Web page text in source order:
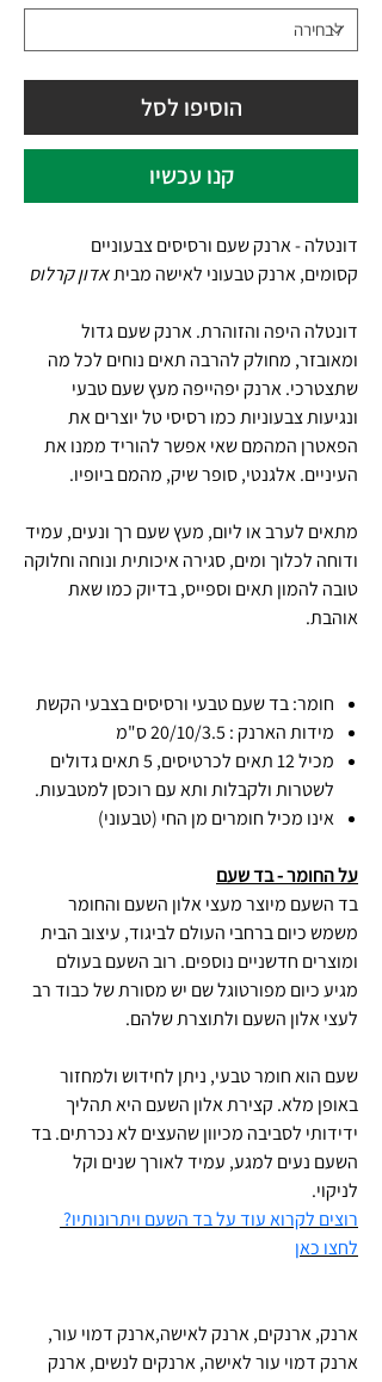
הוסיפו לסל
קנו עכשיו
דונטלה - ארנק שעם ורסיסים צבעוניים
קסומים, ארנק טבעוני לאישה מביתאדון קרלוס
דונטלה היפה והזוהרת. ארנק שעם גדול
ומאובזר, מחולק להרבה תאים נוחים לכל מה
שתצטרכי. ארנק יפהייפה מעץ שעם טבעי
ונגיעות צבעוניות כמו רסיסי טל יוצרים את
הפאטרן המהמם שאי אפשר להוריד ממנו את
העיניים. אלגנטי, סופר שיק, מהמם ביופיו.
מתאים לערב או ליום, מעץ שעם רך ונעים, עמיד
ודוחה לכלוך ומים, סגירה איכותית ונוחה וחלוקה
טובה להמון תאים וספייס, בדיוק כמו שאת
אוהבת.
חומר: בד שעם טבעי ורסיסים בצבעי הקשת
מידות הארנק : 20/10/3.5 ס"מ
מכיל 12 תאים לכרטיסים, 5 תאים גדולים
לשטרות ולקבלות ותא עם רוכסן למטבעות.
אינו מכיל חומרים מן החי (טבעוני)
על החומר - בד שעם
בד השעם מיוצר מעצי אלון השעם והחומר
משמש כיום ברחבי העולם לביגוד, עיצוב הבית
ומוצרים חדשניים נוספים. רוב השעם בעולם
מגיע כיום מפורטוגל שם יש מסורת של כבוד רב
לעצי אלון השעם ולתוצרת שלהם.
שעם הוא חומר טבעי, ניתן לחידוש ולמחזור
באופן מלא. קצירת אלון השעם היא תהליך
ידידותי לסביבה מכיוון שהעצים לא נכרתים. בד
השעם נעים למגע, עמיד לאורך שנים וקל
לניקוי.
רוצים לקרוא עוד על בד השעם ויתרונותיו?
לחצו כאן
ארנק, ארנקים, ארנק לאישה,ארנק דמוי עור,
ארנק דמוי עור לאישה, ארנקים לנשים, ארנק